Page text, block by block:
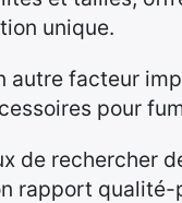
unique.
autre facteur
pour
de rechercher
rapport qualité-